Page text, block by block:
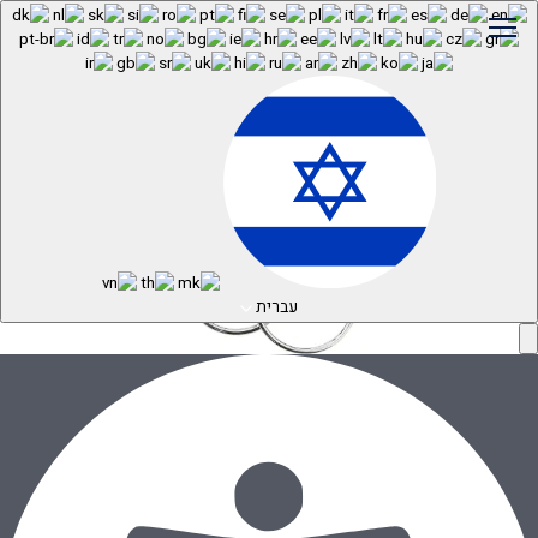
התחברות דף הבית»חנות»עגילי זהב» פירסינג זהב – חישוק פלקסי חלק דק+ 12 מ”מ
עברית